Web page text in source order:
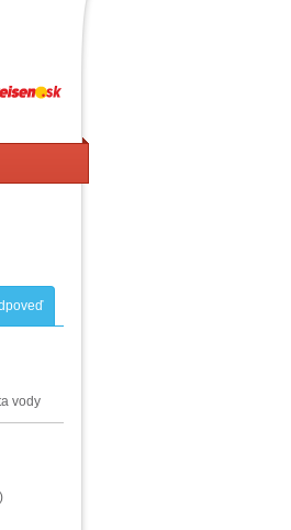
vody